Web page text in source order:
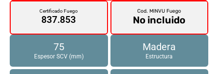
Certificado Fuego
837.853
Cod. MINVU Fuego
No incluido
75
Espesor SCV (mm)
Madera
Estructura